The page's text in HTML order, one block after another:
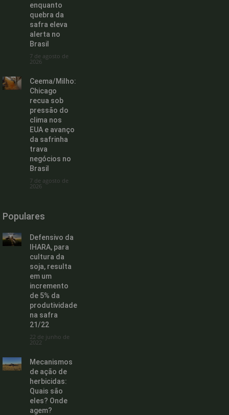
enquanto
quebra da
safra eleva
alerta no
Brasil
7 de agosto de
2026
Ceema/Milho:
Chicago
recua sob
pressão do
clima nos
EUA e avanço
da safrinha
trava
negócios no
Brasil
7 de agosto de
2026
Populares
Defensivo da
IHARA, para
cultura da
soja, resulta
em um
incremento
de 5% da
produtividade
na safra
21/22
22 de junho de
2022
Mecanismos
de ação de
herbicidas:
Quais são
eles? Onde
agem?